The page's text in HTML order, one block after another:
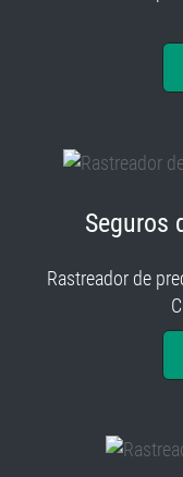
Seguros
Rastreador de